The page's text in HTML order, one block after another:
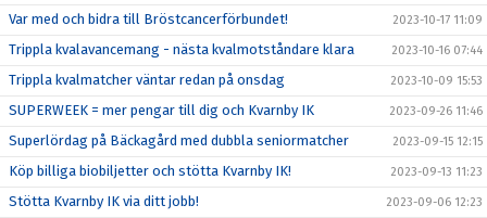
Var med och bidra till Bröstcancerförbundet! 2023-10-17 11:09
Trippla kvalavancemang - nästa kvalmotståndare klara 2023-10-16 07:44
Trippla kvalmatcher väntar redan på onsdag 2023-10-09 15:53
SUPERWEEK = mer pengar till dig och Kvarnby IK 2023-09-26 11:46
Superlördag på Bäckagård med dubbla seniormatcher 2023-09-15 12:15
Köp billiga biobiljetter och stötta Kvarnby IK! 2023-09-13 11:23
Stötta Kvarnby IK via ditt jobb! 2023-09-06 12:23